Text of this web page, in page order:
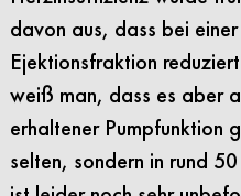
davon aus, dass bei
Ejektionsfraktion
weiß man, dass es aber
erhaltener Pumpfunktion
selten, sondern in rund